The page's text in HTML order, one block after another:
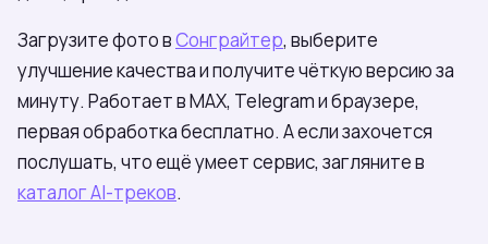
Загрузите фото вСонграйтер, выберите
улучшение качества и получите чёткую версию за
минуту. Работает в МАХ, Telegram и браузере,
первая обработка бесплатно. А если захочется
послушать, что ещё умеет сервис, загляните в
каталог AI-треков.